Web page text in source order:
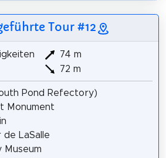
Tour #12
74 m
72 m
Pond Refectory)
Monument
de LaSalle
Museum